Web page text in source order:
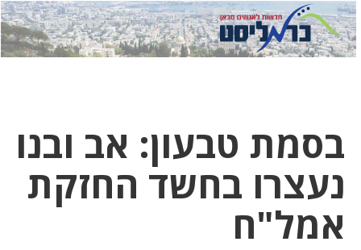
לחץ
כאן
לחץ
כדי
בסמת טבעון: אב ובנו
נעצרו בחשד החזקת
אמל"ח